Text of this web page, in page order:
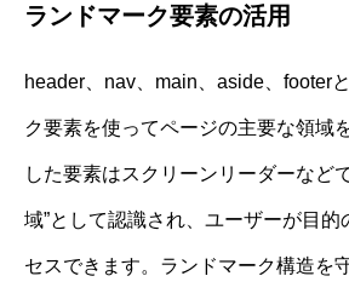
ランドマーク要素の活用
header、nav、main、aside、footer
ク要素を使ってページの主要な領域
した要素はスクリーンリーダーなど
域”として認識され、ユーザーが目的
セスできます。ランドマーク構造を